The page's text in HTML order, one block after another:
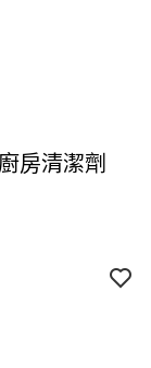
房清潔劑